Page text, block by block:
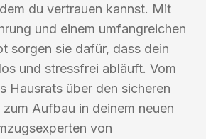
du vertrauen kannst. Mit
und einem umfangreichen
sorgen sie dafür, dass dein
und stressfrei abläuft. Vom
Hausrats über den sicheren
Aufbau in deinem neuen
von